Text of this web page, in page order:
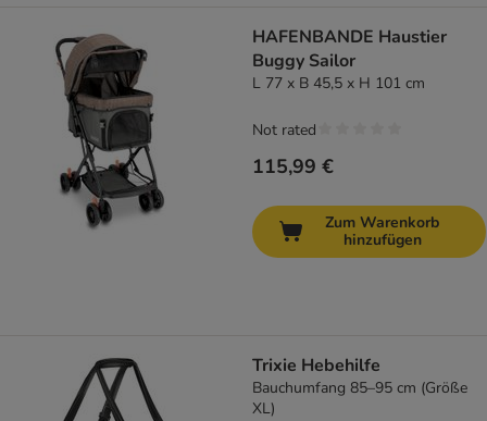
HAFENBANDE Haustier
Buggy Sailor
L 77 x B 45,5 x H 101 cm
115,99 €
Not rated
Zum Warenkorb
hinzufügen
Trixie Hebehilfe
Bauchumfang 85–95 cm (Größe
XL)